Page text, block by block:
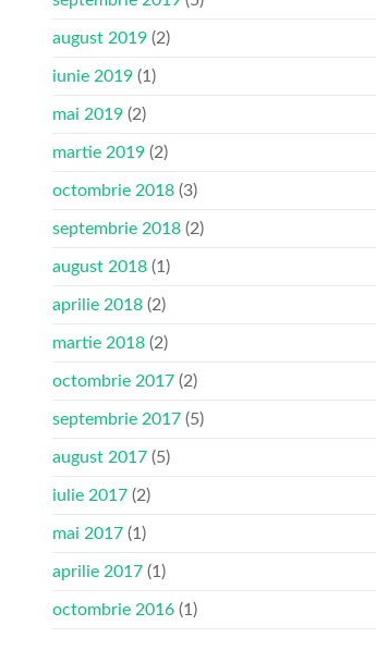
august 2019 (2)
iunie 2019 (1)
mai 2019 (2)
martie 2019 (2)
octombrie 2018 (3)
septembrie 2018 (2)
august 2018 (1)
aprilie 2018 (2)
martie 2018 (2)
octombrie 2017 (2)
septembrie 2017 (5)
august 2017 (5)
iulie 2017 (2)
mai 2017 (1)
aprilie 2017 (1)
octombrie 2016 (1)